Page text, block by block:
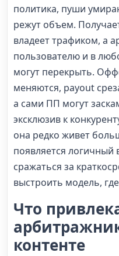
политика, пуши
режут объем.
владеет трафиком, а
пользователю и в
могут перекрыть.
меняются, payout
а сами ПП могут
эксклюзив к
она редко живет
появляется логичный
сражаться за
выстроить модель,
Что
контенте